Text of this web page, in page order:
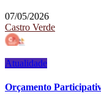
07/05/2026
Castro Verde
Atualidade
Orçamento